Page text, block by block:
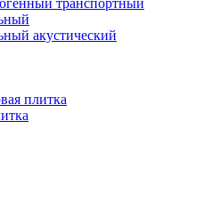
транспортный
акустический
плитка